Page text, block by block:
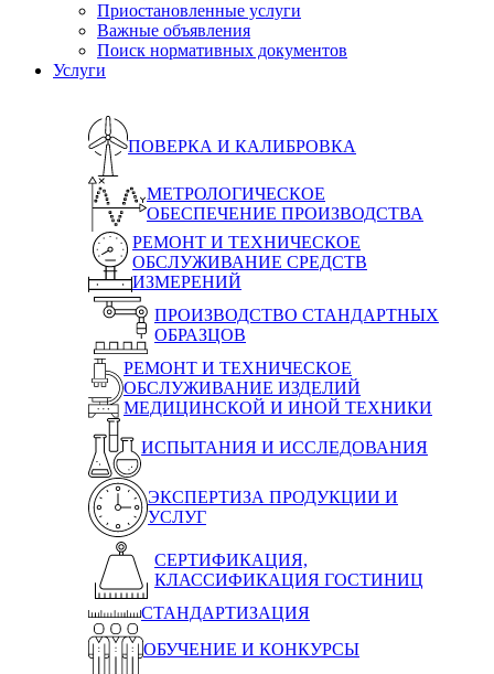
Приостановленные услуги
Важные объявления
Поиск нормативных документов
Услуги
ПОВЕРКА И КАЛИБРОВКА
МЕТРОЛОГИЧЕСКОЕ
ОБЕСПЕЧЕНИЕ ПРОИЗВОДСТВА
РЕМОНТ И ТЕХНИЧЕСКОЕ
ОБСЛУЖИВАНИЕ СРЕДСТВ
ИЗМЕРЕНИЙ
ПРОИЗВОДСТВО СТАНДАРТНЫХ
ОБРАЗЦОВ
РЕМОНТ И ТЕХНИЧЕСКОЕ
ОБСЛУЖИВАНИЕ ИЗДЕЛИЙ
МЕДИЦИНСКОЙ И ИНОЙ ТЕХНИКИ
ИСПЫТАНИЯ И ИССЛЕДОВАНИЯ
ЭКСПЕРТИЗА ПРОДУКЦИИ И
УСЛУГ
СЕРТИФИКАЦИЯ,
КЛАССИФИКАЦИЯ ГОСТИНИЦ
СТАНДАРТИЗАЦИЯ
ОБУЧЕНИЕ И КОНКУРСЫ